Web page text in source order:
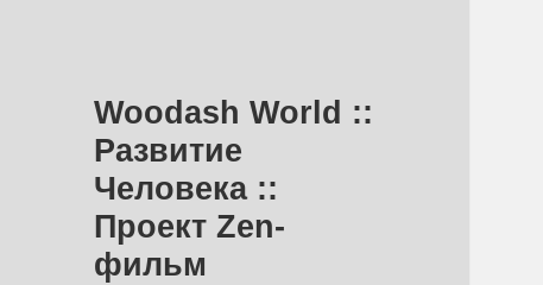
Woodash World ::
Развитие
Человека ::
Проект Zen-
фильм